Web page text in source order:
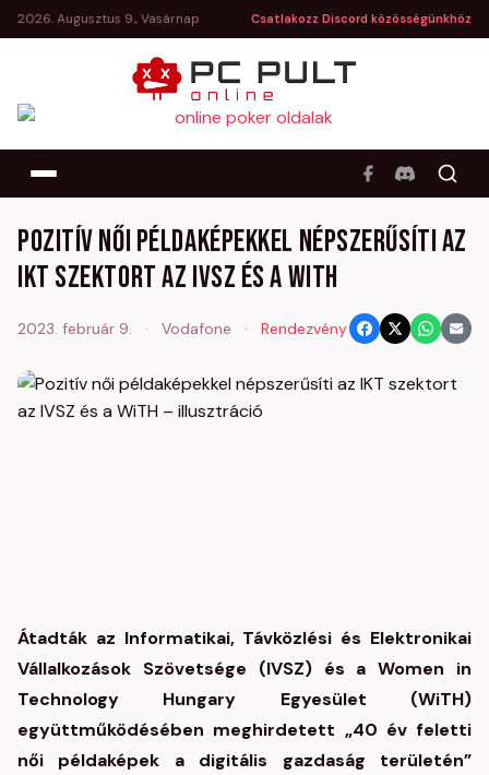
2026. Augusztus 9., Vasárnap Csatlakozz Discord közösségünkhöz
Pozitív női példaképekkel népszerűsíti az
IKT szektort az IVSZ és a WiTH
2023. február 9. · Vodafone · Rendezvény
Átadták az Informatikai, Távközlési és Elektronikai
Vállalkozások Szövetsége (IVSZ) és a Women in
Technology Hungary Egyesület (WiTH)
együttműködésében meghirdetett „40 év feletti
női példaképek a digitális gazdaság területén”